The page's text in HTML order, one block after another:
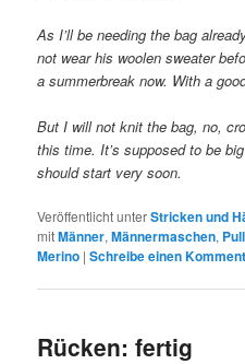
As I’ll be needing the bag
not wear his woolen sweater
a summerbreak now. With a
But I will not knit the bag, no,
this time. It’s supposed to be
should start very soon.
Veröffentlicht unterStricken und
mitMänner,Männermaschen,
Merino |Schreibe einen
Rücken: fertig